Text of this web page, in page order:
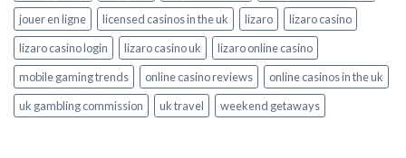
jouer en ligne
licensed casinos in the uk lizaro
lizaro casino
lizaro casino login
lizaro casino uk
lizaro online casino
mobile gaming trends
online casino reviews
online casinos in the uk
uk gambling commission
uk travel weekend getaways